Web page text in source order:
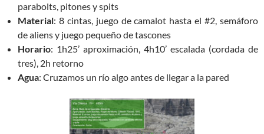
parabolts, pitones y spits
Material: 8 cintas, juego de camalot hasta el #2, semáforo
de aliens y juego pequeño de tascones
Horario: 1h25’ aproximación, 4h10’ escalada (cordada de
tres), 2h retorno
Agua: Cruzamos un río algo antes de llegar a la pared